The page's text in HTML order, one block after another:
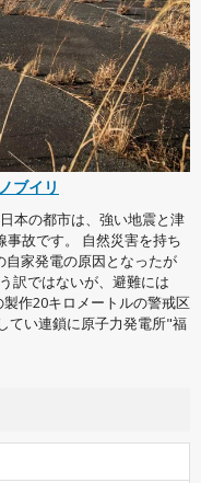
ブイリ
本の都市は、強い地震と津
故です。 自然災害を持ち
家発電の原因となったが
訳ではないが、避難には
作20キロメートルの警戒区
てい連鎖に原子力発電所"福